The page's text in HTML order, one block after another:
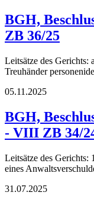
BGH,
ZB 36/25
Leitsätze des Gerichts:
Treuhänder
05.11.2025
BGH,
- VIII ZB 34/
Leitsätze des Gerichts:
eines
31.07.2025